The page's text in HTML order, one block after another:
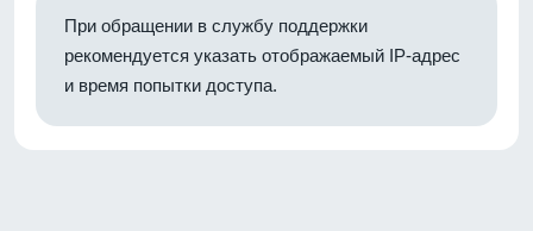
При обращении в службу поддержки
рекомендуется указать отображаемый IP-адрес
и время попытки доступа.